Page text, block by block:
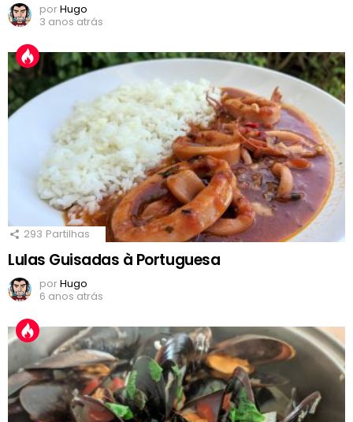
porHugo
3 anos atrás
293 Partilhas
Lulas Guisadas à Portuguesa
porHugo
6 anos atrás